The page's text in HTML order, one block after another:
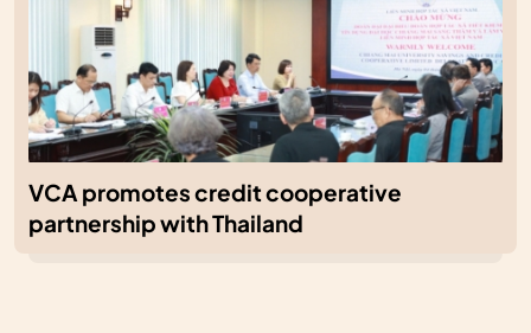
VCA promotes credit cooperative
partnership with Thailand